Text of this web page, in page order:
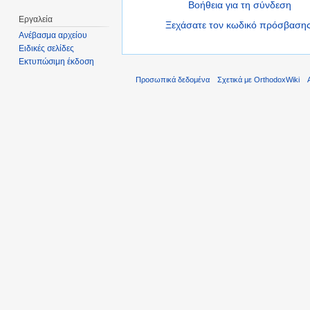
Βοήθεια για τη σύνδεση
Ξεχάσατε τον κωδικό
Εργαλεία
Ανέβασμα αρχείου
Ειδικές σελίδες
Εκτυπώσιμη έκδοση
Προσωπικά δεδομένα Σχετικά με OrthodoxWiki